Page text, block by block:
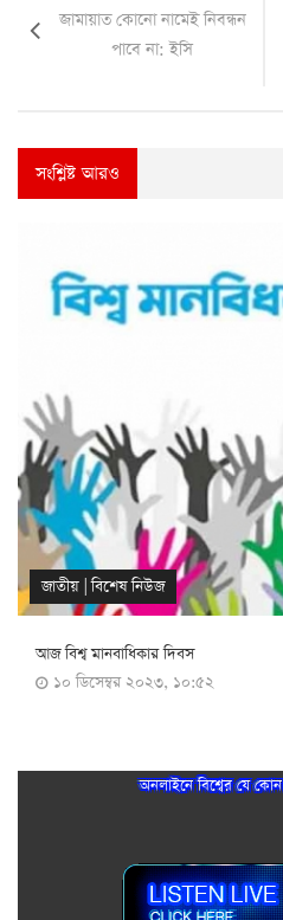
জামায়াত কোনো নামেই নিবন্ধন
পাবে না: ইসি
সংশ্লিষ্ট আরও
জাতীয় |বিশেষ নিউজ
আজ বিশ্ব মানবাধিকার দিবস
১০ ডিসেম্বর ২০২৩, ১০:৫২
অনলাইনে বিশ্বের যে